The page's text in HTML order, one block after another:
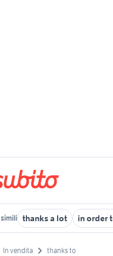
simili thanks a lot in order
In vendita thanks to